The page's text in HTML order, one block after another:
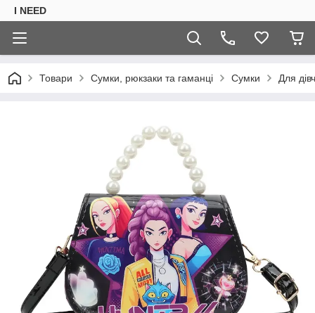
I NEED
Товари Сумки, рюкзаки та гаманці Сумки Для